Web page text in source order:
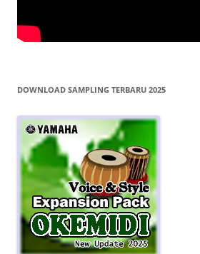
DOWNLOAD SAMPLING TERBARU 2025